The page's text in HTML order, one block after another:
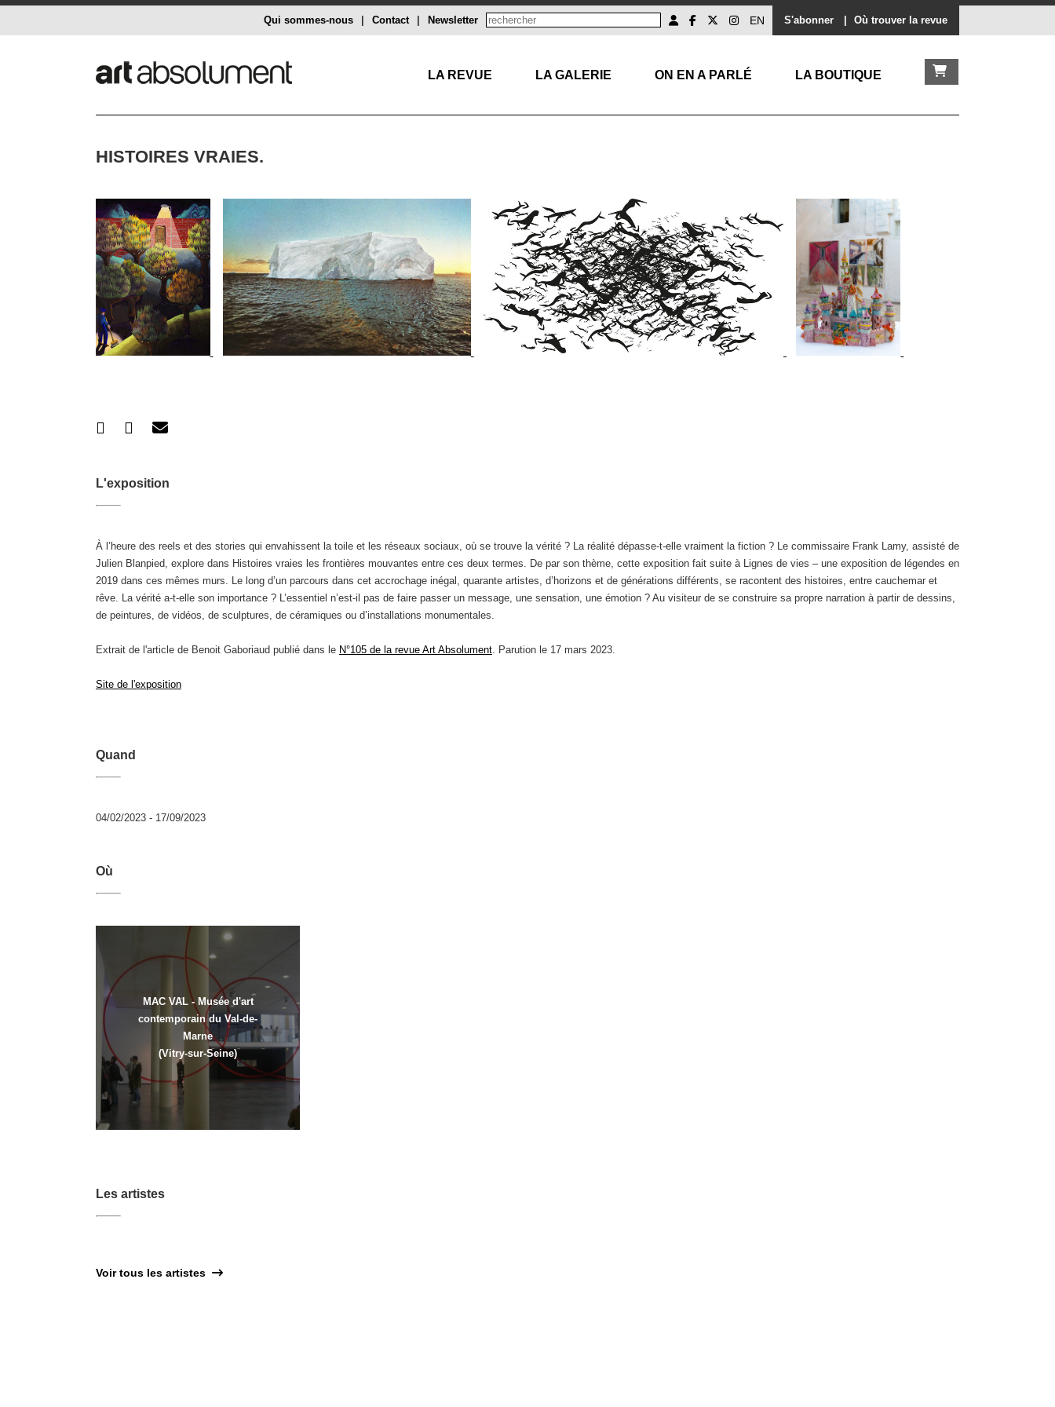
S'abonner Où trouver la revue
EN
Newsletter
Contact
Qui sommes-nous
LA REVUE LA GALERIE ON EN A PARLÉ LA BOUTIQUE
HISTOIRES VRAIES.
L'exposition
À l’heure des reels et des stories qui envahissent la toile et les réseaux sociaux, où se trouve la vérité ? La réalité dépasse-t-elle vraiment la fiction ? Le commissaire Frank Lamy, assisté de
Julien Blanpied, explore dans Histoires vraies les frontières mouvantes entre ces deux termes. De par son thème, cette exposition fait suite à Lignes de vies – une exposition de légendes en
2019 dans ces mêmes murs. Le long d’un parcours dans cet accrochage inégal, quarante artistes, d’horizons et de générations différents, se racontent des histoires, entre cauchemar et
rêve. La vérité a-t-elle son importance ? L’essentiel n’est-il pas de faire passer un message, une sensation, une émotion ? Au visiteur de se construire sa propre narration à partir de dessins,
de peintures, de vidéos, de sculptures, de céramiques ou d’installations monumentales.
Extrait de l'article de Benoit Gaboriaud publié dans le N°105 de la revue Art Absolument. Parution le 17 mars 2023.
Site de l'exposition
Quand
04/02/2023 - 17/09/2023
Où
MAC VAL - Musée d'art
contemporain du Val-de-
Marne
(Vitry-sur-Seine)
Les artistes
Voir tous les artistes